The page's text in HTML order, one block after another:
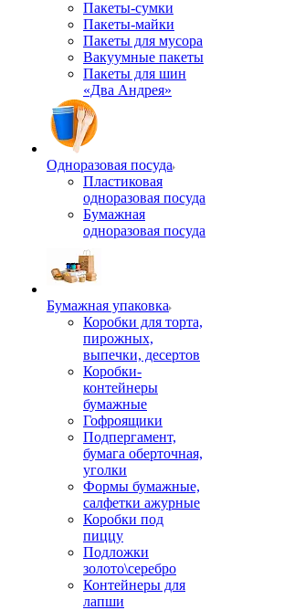
Пакеты-сумки
Пакеты-майки
Пакеты для мусора
Вакуумные пакеты
Пакеты для шин
«Два Андрея»
Одноразовая посуда
Пластиковая
одноразовая посуда
Бумажная
одноразовая посуда
Бумажная упаковка
Коробки для торта,
пирожных,
выпечки, десертов
Коробки-
контейнеры
бумажные
Гофроящики
Подпергамент,
бумага оберточная,
уголки
Формы бумажные,
салфетки ажурные
Коробки под
пиццу
Подложки
золото\серебро
Контейнеры для
лапши